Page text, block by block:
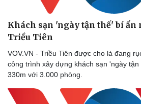
Khách sạn 'ngày tận thế' bí ẩn
Triều Tiên
VOV.VN - Triều Tiên được cho là đang
công trình xây dựng khách sạn 'ngày
330m với 3.000 phòng.